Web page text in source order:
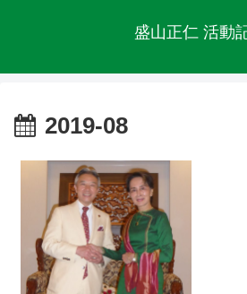
盛山正仁 活動
2019-08